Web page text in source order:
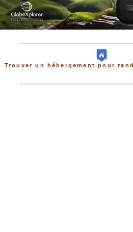
Trouver un hébergement pour